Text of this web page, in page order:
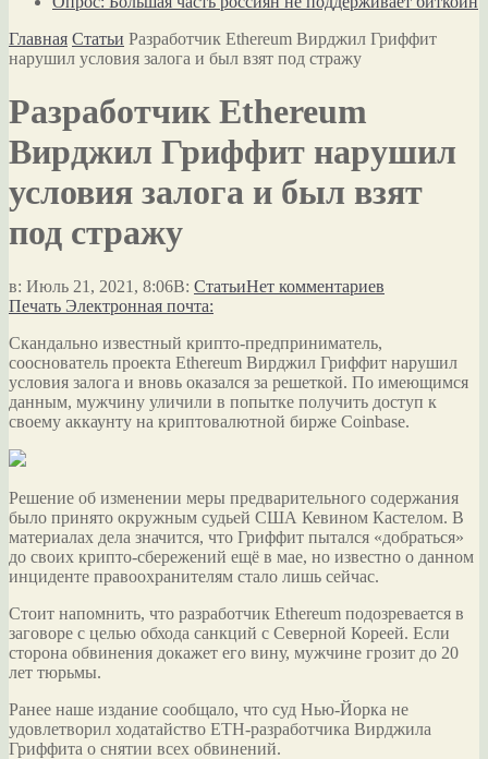
Главная Статьи Разработчик Ethereum Вирджил Гриффит
нарушил условия залога и был взят под стражу
Разработчик Ethereum
Вирджил Гриффит нарушил
условия залога и был взят
под стражу
в: Июль 21, 2021, 8:06В: СтатьиНет комментариев
Печать Электронная почта:
Скандально известный крипто-предприниматель,
сооснователь проекта Ethereum Вирджил Гриффит нарушил
условия залога и вновь оказался за решеткой. По имеющимся
данным, мужчину уличили в попытке получить доступ к
своему аккаунту на криптовалютной бирже Coinbase.
Решение об изменении меры предварительного содержания
было принято окружным судьей США Кевином Кастелом. В
материалах дела значится, что Гриффит пытался «добраться»
до своих крипто-сбережений ещё в мае, но известно о данном
инциденте правоохранителям стало лишь сейчас.
Стоит напомнить, что разработчик Ethereum подозревается в
заговоре с целью обхода санкций с Северной Кореей. Если
сторона обвинения докажет его вину, мужчине грозит до 20
лет тюрьмы.
Ранее наше издание сообщало, что суд Нью-Йорка не
удовлетворил ходатайство ЕТН-разработчика Вирджила
Гриффита о снятии всех обвинений.